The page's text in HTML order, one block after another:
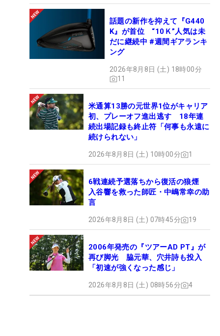
話題の新作を抑えて『G440
K』が首位 “10Ｋ”人気は未
だに継続中 #週間ギアランキ
ング
2026年8月8日 (土) 18時00分
11
米通算13勝の元世界1位がキャリア
初、プレーオフ進出逃す 18年連
続出場記録も終止符「何事も永遠に
続けられない」
2026年8月8日 (土) 10時00分 1
6戦連続予選落ちから復活の狼煙
入谷響を救った師匠・中嶋常幸の助
言
2026年8月8日 (土) 07時45分 19
2006年発売の『ツアーAD PT』が
再び脚光 脇元華、穴井詩も投入
「初速が強くなった感じ」
2026年8月8日 (土) 08時56分 4